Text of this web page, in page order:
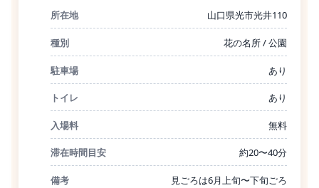
所在地 山口県光市光井110
種別 花の名所 / 公園
駐車場 あり
トイレ あり
入場料 無料
滞在時間目安 約20〜40分
備考 見ごろは6月上旬〜下旬ごろ